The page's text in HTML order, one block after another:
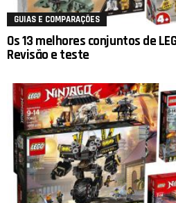
GUIAS E COMPARAÇÕES
Os 13 melhores conjuntos de
Revisão e teste